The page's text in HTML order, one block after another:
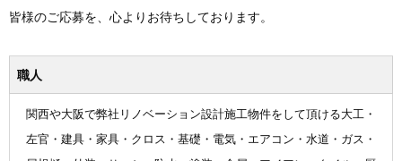
皆様のご応募を、心よりお待ちしております。
職人
関西や大阪で弊社リノベーション設計施工物件をして頂ける大工・
左官・建具・家具・クロス・基礎・電気・エアコン・水道・ガス・